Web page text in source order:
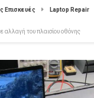
Επισκευές Laptop Repair
αλλαγή του πλαισίου οθόνης